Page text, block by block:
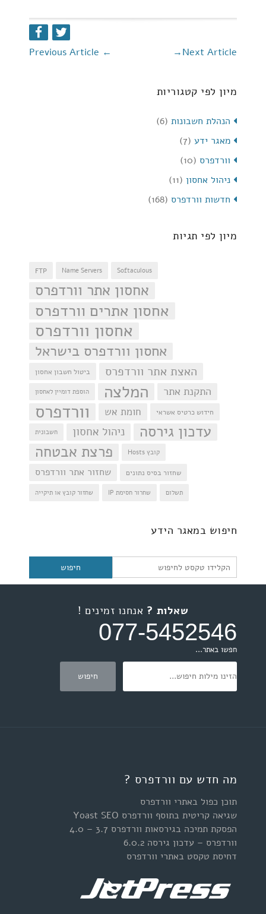
← Next Article
→
מיון לפי קטגוריות
הנהלת חשבונות (6)
מאגר ידע (7)
וורדפרס (10)
ניהול אחסון (11)
חדשות וורדפרס (168)
מיון לפי תגיות
FTP Name Servers Softaculous
אחסון אתר וורדפרס
אחסון אתרים וורדפרס
אחסון וורדפרס
אחסון וורדפרס בישראל
ביטול חשבון אחסון האצת אתר וורדפרס
הוספת דומיין לאחסון המלצה התקנת אתר
וורדפרס חומת אש חידוש כרטיס אשראי
חשבונית ניהול אחסון
עדכון גירסה
פרצת אבטחה
קובץ Hosts
שחזור אתר וורדפרס שחזור בסיס נתונים
שחזור קובץ או תיקייה שחרור חסימת IP תשלום
חיפוש במאגר הידע
חיפוש
שאלות ? אנחנו זמינים !
077-5452546
חפשו באתר...
מה חדש עם וורדפרס ?
תוכן כפול באתרי וורדפרס
שגיאה קריטית בתוסף וורדפרס Yoast SEO
הפסקת תמיכה בגירסאות וורדפרס 3.7 – 4.0
וורדפרס – עדכון גירסה 6.0.2
דחיסת טקסט באתרי וורדפרס